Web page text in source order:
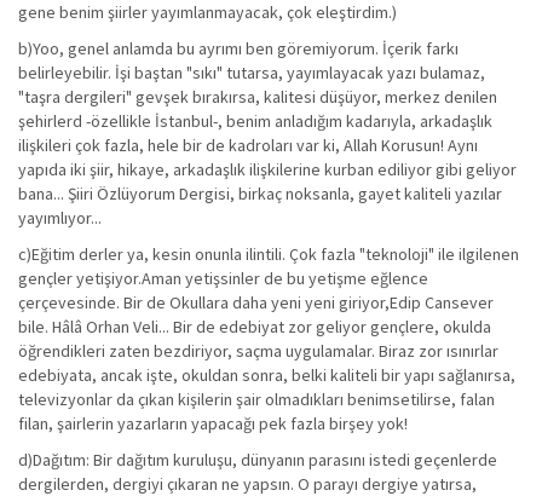
gene benim şiirler yayımlanmayacak, çok eleştirdim.)
b)Yoo, genel anlamda bu ayrımı ben göremiyorum. İçerik farkı
belirleyebilir. İşi baştan "sıkı" tutarsa, yayımlayacak yazı bulamaz,
"taşra dergileri" gevşek bırakırsa, kalitesi düşüyor, merkez denilen
şehirlerd -özellikle İstanbul-, benim anladığım kadarıyla, arkadaşlık
ilişkileri çok fazla, hele bir de kadroları var ki, Allah Korusun! Aynı
yapıda iki şiir, hikaye, arkadaşlık ilişkilerine kurban ediliyor gibi geliyor
bana... Şiiri Özlüyorum Dergisi, birkaç noksanla, gayet kaliteli yazılar
yayımlıyor...
c)Eğitim derler ya, kesin onunla ilintili. Çok fazla "teknoloji" ile ilgilenen
gençler yetişiyor.Aman yetişsinler de bu yetişme eğlence
çerçevesinde. Bir de Okullara daha yeni yeni giriyor,Edip Cansever
bile. Hâlâ Orhan Veli... Bir de edebiyat zor geliyor gençlere, okulda
öğrendikleri zaten bezdiriyor, saçma uygulamalar. Biraz zor ısınırlar
edebiyata, ancak işte, okuldan sonra, belki kaliteli bir yapı sağlanırsa,
televizyonlar da çıkan kişilerin şair olmadıkları benimsetilirse, falan
filan, şairlerin yazarların yapacağı pek fazla birşey yok!
d)Dağıtım: Bir dağıtım kuruluşu, dünyanın parasını istedi geçenlerde
dergilerden, dergiyi çıkaran ne yapsın. O parayı dergiye yatırsa,